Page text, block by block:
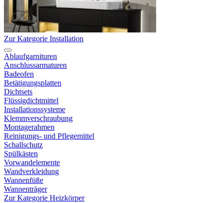
Zur Kategorie Installation
Ablaufgarnituren
Anschlussarmaturen
Badeofen
Betätigungsplatten
Dichtsets
Flüssigdichtmittel
Installationssysteme
Klemmverschraubung
Montagerahmen
Reinigungs- und Pflegemittel
Schallschutz
Spülkästen
Vorwandelemente
Wandverkleidung
Wannenfüße
Wannenträger
Zur Kategorie Heizkörper